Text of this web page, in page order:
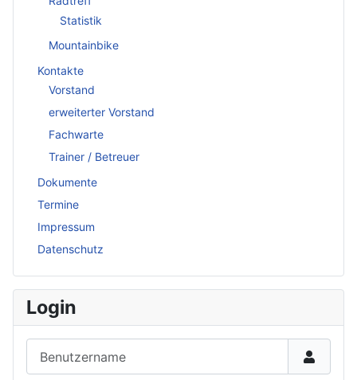
Statistik
Mountainbike
Kontakte
Vorstand
erweiterter Vorstand
Fachwarte
Trainer / Betreuer
Dokumente
Termine
Impressum
Datenschutz
Login